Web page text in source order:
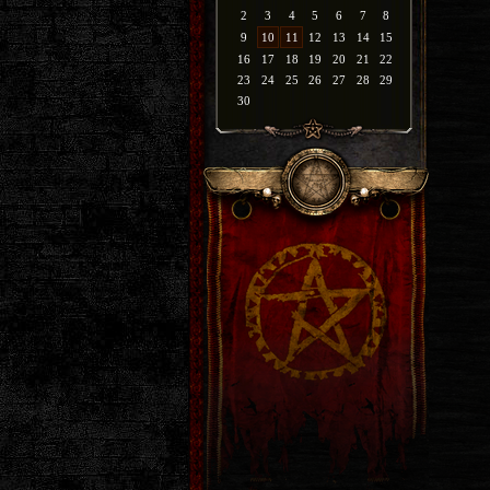
2
3 4 5 6 7
8
9
10 11 12 13 14
15
16
17 18 19 20 21
22
23
24 25 26 27 28
29
30